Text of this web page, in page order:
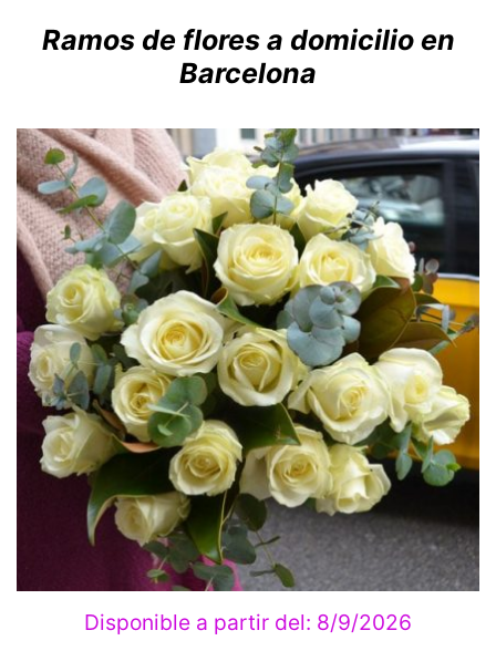
Ramos de flores a domicilio en
Barcelona
Disponible a partir del: 8/9/2026